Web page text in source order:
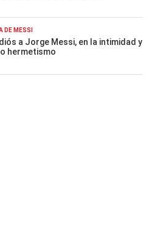
DE MESSI
a Jorge Messi, en la intimidad y
hermetismo